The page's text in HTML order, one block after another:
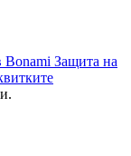
Bonami Защита на